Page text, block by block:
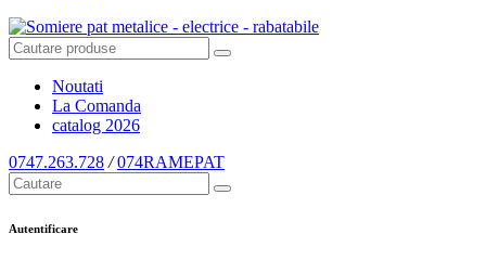
Noutati
La Comanda
catalog 2026
0747.263.728 / 074RAMEPAT
Autentificare